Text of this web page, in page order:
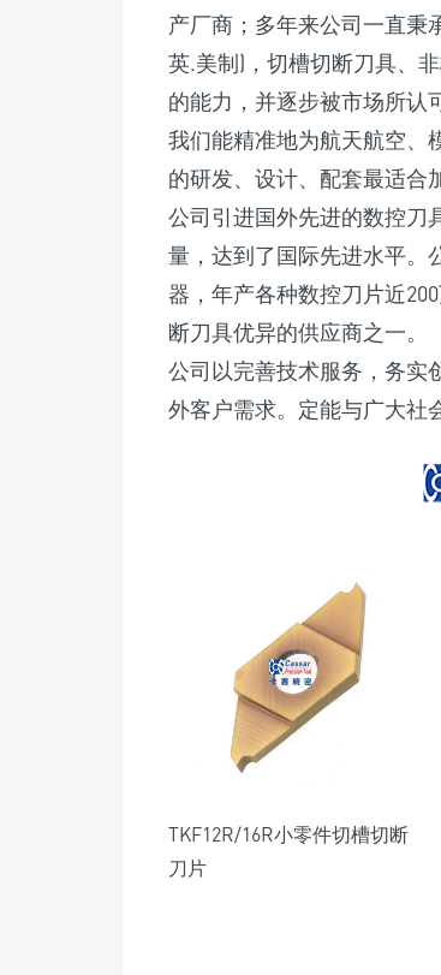
产厂商；多年来公司一直秉
英.美制)，切槽切断刀具、
的能力，并逐步被市场所认
我们能精准地为航天航空、
的研发、设计、配套最适合
公司引进国外先进的数控刀
量，达到了国际先进水平。
器，年产各种数控刀片近
断刀具优异的供应商之一。
公司以完善技术服务，务实
外客户需求。定能与广大社
TKF12R/16R小零件切槽切断
刀片